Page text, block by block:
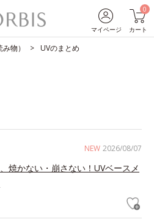
マイページ
0
カート
物） UVのまとめ
NEW 2026/08/07
焼かない・崩さない！UVベースメ